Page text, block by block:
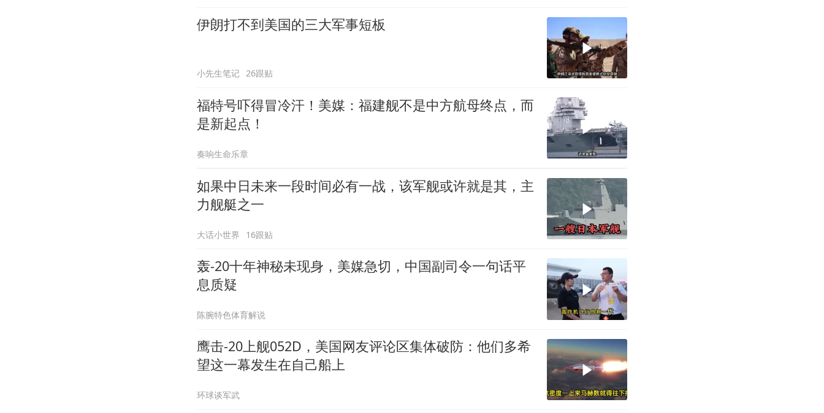
伊朗打不到美国的三大军事短板
小先生笔记 26跟贴
福特号吓得冒冷汗！美媒：福建舰不是中方航母终点，而
是新起点！
奏响生命乐章
如果中日未来一段时间必有一战，该军舰或许就是其，主
力舰艇之一
大话小世界 16跟贴
轰-20十年神秘未现身，美媒急切，中国副司令一句话平
息质疑
陈腕特色体育解说
鹰击-20上舰052D，美国网友评论区集体破防：他们多希
望这一幕发生在自己船上
环球谈军武